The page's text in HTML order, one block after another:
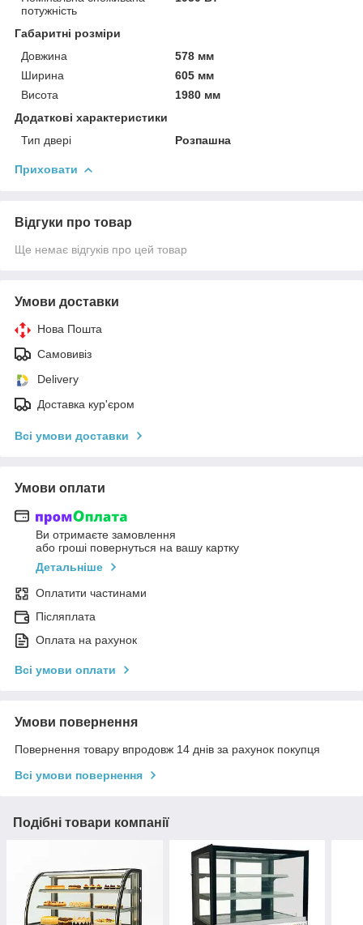
потужність
Габаритні розміри
Довжина
578 мм
Ширина
605 мм
Висота
1980 мм
Додаткові характеристики
Тип двері
Розпашна
Приховати
Відгуки про товар
Ще немає відгуків про цей товар
Умови доставки
Нова Пошта
Самовивіз
Delivery
Доставка кур'єром
Всі умови доставки
Умови оплати
Ви отримаєте замовлення
або гроші повернуться на вашу картку
Детальніше
Оплатити частинами
Післяплата
Оплата на рахунок
Всі умови оплати
Умови повернення
Повернення товару впродовж 14 днів за рахунок покупця
Всі умови повернення
Подібні товари компанії